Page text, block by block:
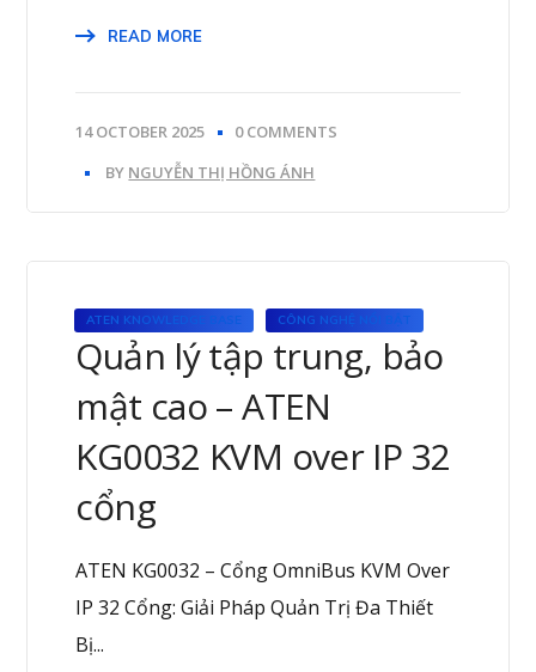
READ MORE
14 OCTOBER 2025
0 COMMENTS
BY NGUYỄN THỊ HỒNG ÁNH
ATEN KNOWLEDGE BASE CÔNG NGHỆ NỔI BẬT
Quản lý tập trung, bảo
mật cao – ATEN
KG0032 KVM over IP 32
cổng
ATEN KG0032 – Cổng OmniBus KVM Over
IP 32 Cổng: Giải Pháp Quản Trị Đa Thiết
Bị...